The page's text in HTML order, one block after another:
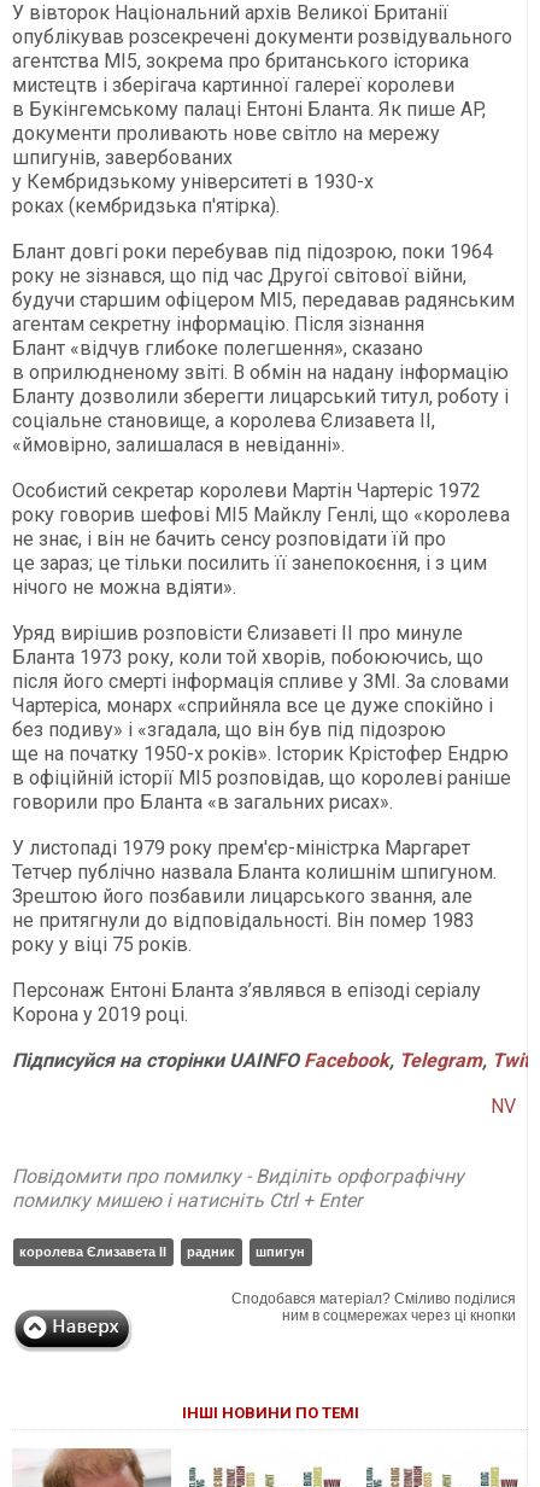
У вівторок Національний архів Великої Британії
опублікував розсекречені документи розвідувального
агентства МІ5, зокрема про британського історика
мистецтв і зберігача картинної галереї королеви
в Букінгемському палаці Ентоні Бланта. Як пише AP,
документи проливають нове світло на мережу
шпигунів, завербованих
у Кембридзькому університеті в 1930-х
роках (кембридзька п'ятірка).
Блант довгі роки перебував під підозрою, поки 1964
року не зізнався, що під час Другої світової війни,
будучи старшим офіцером МІ5, передавав радянським
агентам секретну інформацію. Після зізнання
Блант «відчув глибоке полегшення», сказано
в оприлюдненому звіті. В обмін на надану інформацію
Бланту дозволили зберегти лицарський титул, роботу і
соціальне становище, а королева Єлизавета II,
«ймовірно, залишалася в невіданні».
Особистий секретар королеви Мартін Чартеріс 1972
року говорив шефові МІ5 Майклу Генлі, що «королева
не знає, і він не бачить сенсу розповідати їй про
це зараз; це тільки посилить її занепокоєння, і з цим
нічого не можна вдіяти».
Уряд вирішив розповісти Єлизаветі II про минуле
Бланта 1973 року, коли той хворів, побоюючись, що
після його смерті інформація спливе у ЗМІ. За словами
Чартеріса, монарх «сприйняла все це дуже спокійно і
без подиву» і «згадала, що він був під підозрою
ще на початку 1950-х років». Історик Крістофер Ендрю
в офіційній історії МІ5 розповідав, що королеві раніше
говорили про Бланта «в загальних рисах».
У листопаді 1979 року прем'єр-міністрка Маргарет
Тетчер публічно назвала Бланта колишнім шпигуном.
Зрештою його позбавили лицарського звання, але
не притягнули до відповідальності. Він помер 1983
року у віці 75 років.
Персонаж Ентоні Бланта з’являвся в епізоді серіалу
Корона у 2019 році.
Підписуйся на сторінки UAINFO Facebook, Telegram,
NV
Повідомити про помилку - Виділіть орфографічну
помилку мишею і натисніть Ctrl + Enter
королева Єлизавета II радник шпигун
Сподобався матеріал? Сміливо поділися
ним в соцмережах через ці кнопки
ІНШІ НОВИНИ ПО ТЕМІ